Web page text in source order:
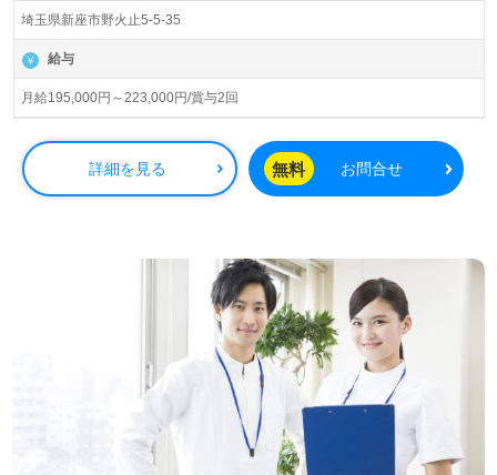
葉県君津市）様の運営です。従業員数6,700名以上、全国
に145ヶ所以上の介護付き有料老人ホーム、デイサービス
を展開されています。ご入社された方から＊入社して良か
った！＊のお声も届く事業所様。理念は『がんばりすぎな
い勇気』を掲げていらっしゃる企業様です。
◎『介護職に就いたきっかけをいつもわたしの真ん中に』
あなたの仕事がご利用者様の笑顔をつくります！◎
看護助手や介護職経験のある方をお迎えします。各種研修
せる人事制度、収入アップを目指せる給与/評価制度、住宅
手当等の手厚い福利厚生もおすすめポイント！『ご利用者
様のお役に立ちたい、資格/経験を活かしたい』『やりがい
を感じながら働きたい』『日勤正社員で働きたい』『ワー
クライフバランスを充実させたい』『転職で収入アップを
目指したい』『施設形態、環境、働き方を変えて仕事をし
たい』等の方も大歓迎です。働き方や募集詳細等、担当コ
ンサルタントよりご案内します。お問い合わせも遠慮なく
お願いします。
埼玉県新座市野火止5-5-35
給与
月給195,000円～223,000円/賞与2回
詳細を見る 無料 お問合せ